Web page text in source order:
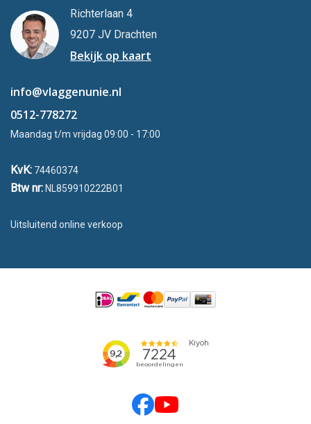
Richterlaan 4
9207 JV Drachten
Bekijk op kaart
info@vlaggenunie.nl
0512-778272
Maandag t/m vrijdag 09:00 - 17:00
KvK: 74460374
Btw nr: NL859910222B01
Uitsluitend online verkoop